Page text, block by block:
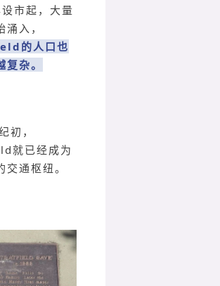
市起，大量
入，
的人口也
杂。
初，
就已经成为
交通枢纽。